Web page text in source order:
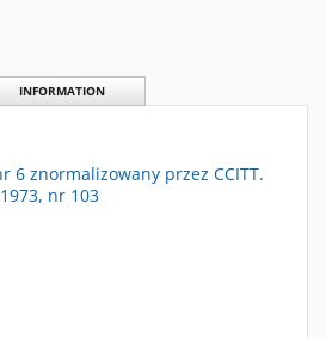
INFORMATION
6 znormalizowany przez CCITT.
nr 103